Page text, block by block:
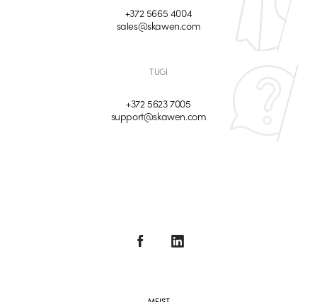
+372 5665 4004
sales@skawen.com
TUGI
+372 5623 7005
support@skawen.com